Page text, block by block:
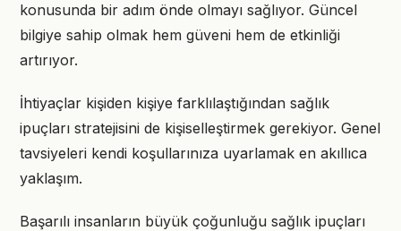
konusunda bir adım önde olmayı sağlıyor. Güncel
bilgiye sahip olmak hem güveni hem de etkinliği
artırıyor.
İhtiyaçlar kişiden kişiye farklılaştığından sağlık
ipuçları stratejisini de kişiselleştirmek gerekiyor. Genel
tavsiyeleri kendi koşullarınıza uyarlamak en akıllıca
yaklaşım.
Başarılı insanların büyük çoğunluğu sağlık ipuçları